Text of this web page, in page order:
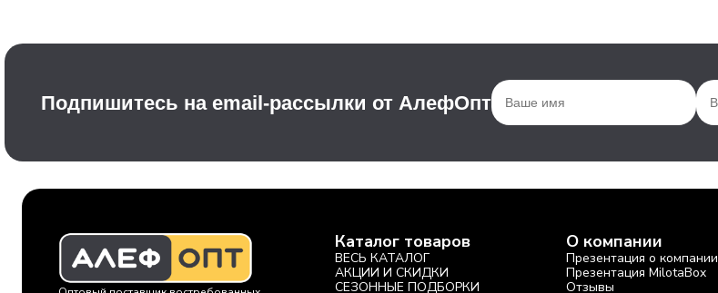
Подпишитесь на email-рассылки от АлефОпт
Каталог товаров
ВЕСЬ КАТАЛОГ
АКЦИИ И СКИДКИ
СЕЗОННЫЕ ПОДБОРКИ
О компании
Презентация о компании
Презентация MilotaBox
Отзывы